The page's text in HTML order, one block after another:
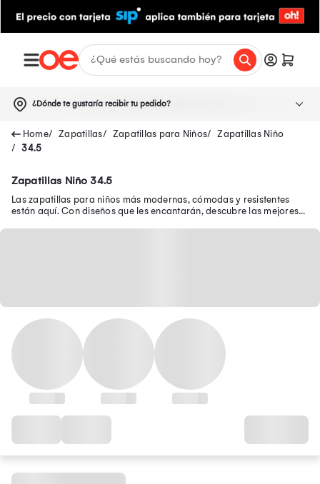
¿Dónde te gustaría recibir tu pedido?
Zapatillas Zapatillas para Niños
Zapatillas Niño
34.5
Zapatillas Niño 34.5
Las zapatillas para niños más modernas, cómodas y resistentes
están aquí. Con diseños que les encantarán, descubre las mejores